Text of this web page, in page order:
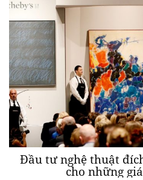
Đầu tư nghệ thuật
cho những